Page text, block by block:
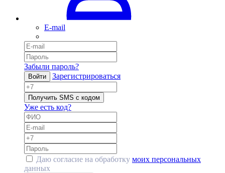
E-mail
Забыли пароль?
Войти Зарегистрироваться
Получить SMS с кодом
Уже есть код?
Даю согласие на обработку моих персональных
данных